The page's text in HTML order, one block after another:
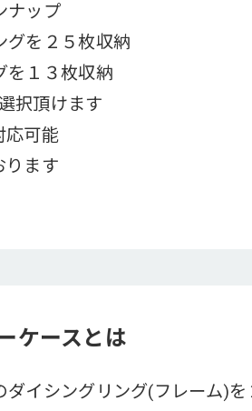
ナップ
グを２５枚収納
を１３枚収納
択頂けます
応可能
ります
ケースとは
イシングリング(フレーム)を